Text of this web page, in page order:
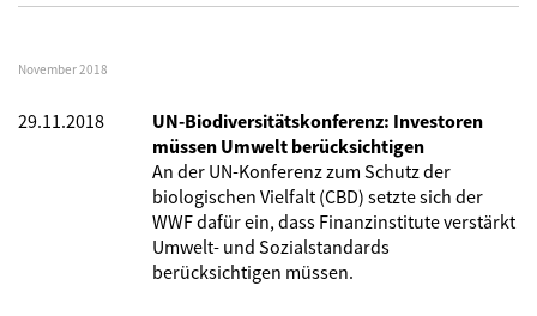
November 2018
29.11.2018
UN-Biodiversitätskonferenz: Investoren
müssen Umwelt berücksichtigen
An der UN-Konferenz zum Schutz der
biologischen Vielfalt (CBD) setzte sich der
WWF dafür ein, dass Finanzinstitute verstärkt
Umwelt- und Sozialstandards
berücksichtigen müssen.